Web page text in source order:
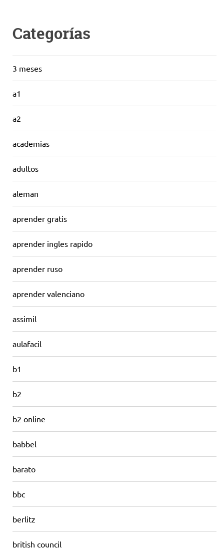
Categorías
3 meses
a1
a2
academias
adultos
aleman
aprender gratis
aprender ingles rapido
aprender ruso
aprender valenciano
assimil
aulafacil
b1
b2
b2 online
babbel
barato
bbc
berlitz
british council